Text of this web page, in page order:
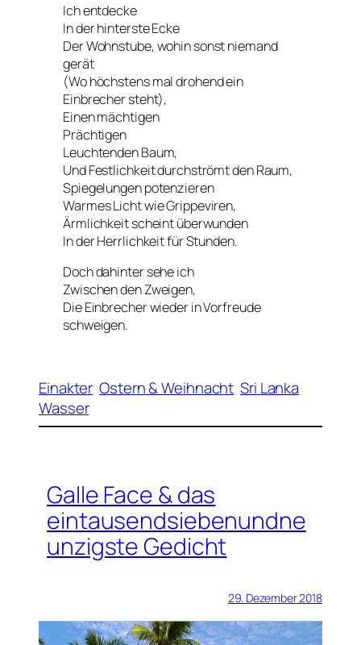
Ich entdecke
In der hinterste Ecke
Der Wohnstube, wohin sonst niemand
gerät
(Wo höchstens mal drohend ein
Einbrecher steht),
Einen mächtigen
Prächtigen
Leuchtenden Baum,
Und Festlichkeit durchströmt den Raum,
Spiegelungen potenzieren
Warmes Licht wie Grippeviren,
Ärmlichkeit scheint überwunden
In der Herrlichkeit für Stunden.
Doch dahinter sehe ich
Zwischen den Zweigen,
Die Einbrecher wieder in Vorfreude
schweigen.
Einakter Ostern & Weihnacht Sri Lanka
Wasser
Galle Face & das
eintausendsiebenundne
unzigste Gedicht
29. Dezember 2018